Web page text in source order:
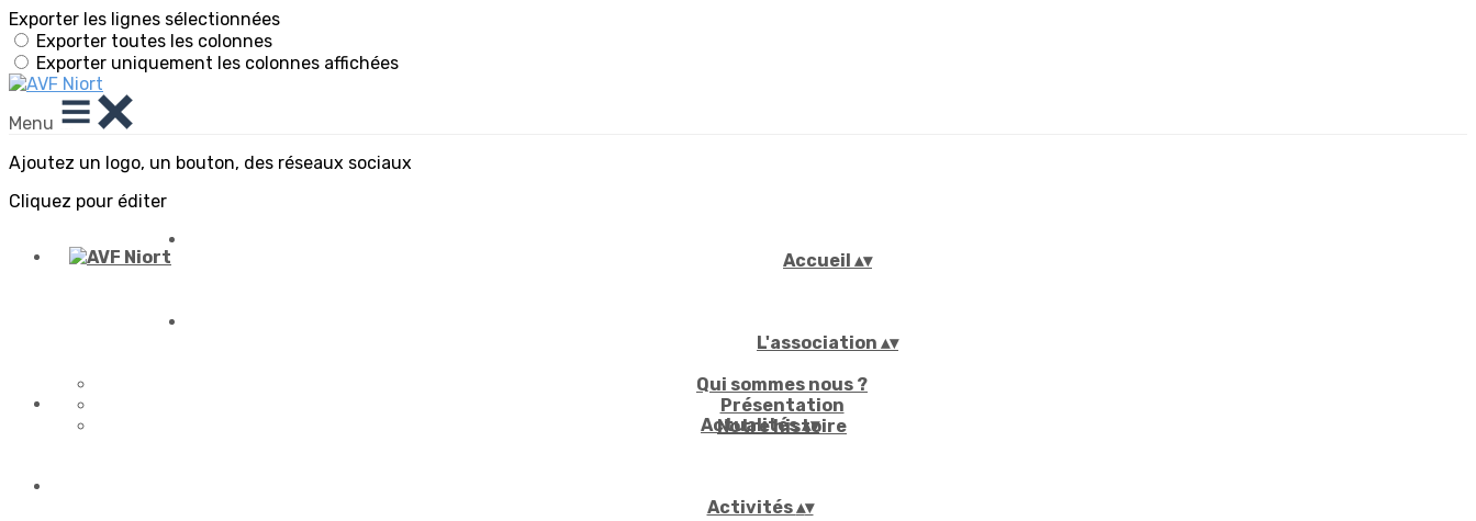
Exporter les lignes sélectionnées
Exporter toutes les colonnes
Exporter uniquement les colonnes affichées
Menu
Ajoutez un logo, un bouton, des réseaux sociaux
Cliquez pour éditer
Accueil ▴▾
L'association ▴▾
Qui sommes nous ?
Présentation
Notre histoire
Actualités▴▾
Activités▴▾